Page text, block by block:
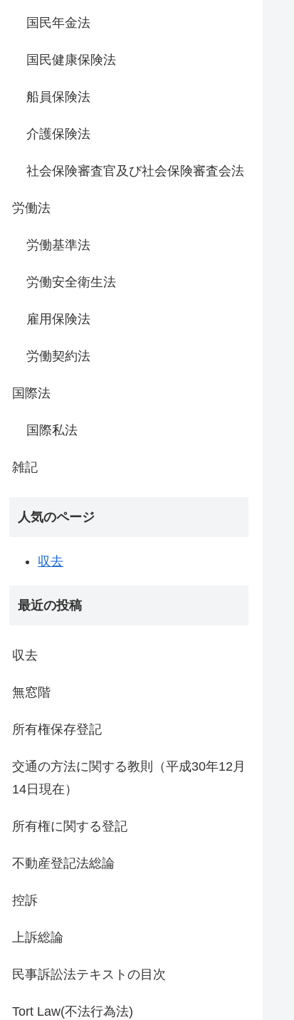
国民年金法
国民健康保険法
船員保険法
介護保険法
社会保険審査官及び社会保険審査会法
労働法
労働基準法
労働安全衛生法
雇用保険法
労働契約法
国際法
国際私法
雑記
人気のページ
収去
最近の投稿
収去
無窓階
所有権保存登記
交通の方法に関する教則（平成30年12月
14日現在）
所有権に関する登記
不動産登記法総論
控訴
上訴総論
民事訴訟法テキストの目次
Tort Law(不法行為法)